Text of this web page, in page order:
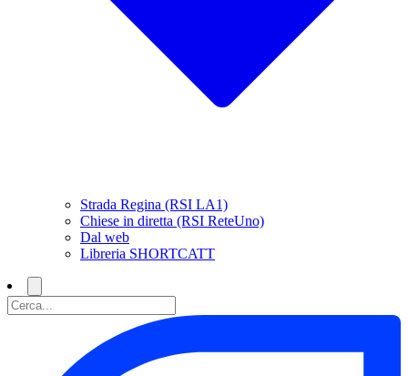
Strada Regina (RSI LA1)
Chiese in diretta (RSI ReteUno)
Dal web
Libreria SHORTCATT